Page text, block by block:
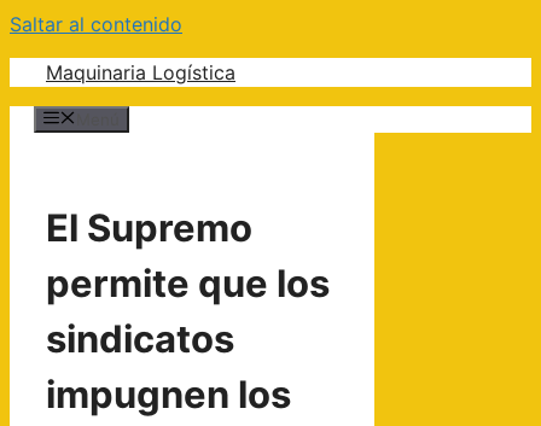
Saltar al contenido
Maquinaria Logística
El Supremo
permite que los
sindicatos
impugnen los